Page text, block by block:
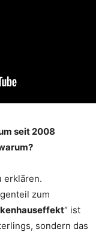
seit 2008
erklären.
zum
“ ist
sondern das